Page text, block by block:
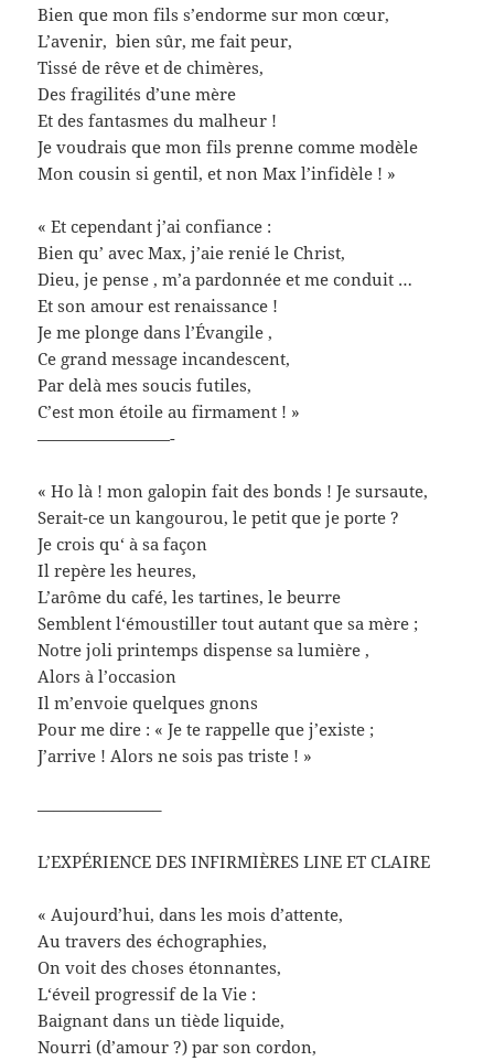
Bien que mon fils s’endorme sur mon cœur,
L’avenir, bien sûr, me fait peur,
Tissé de rêve et de chimères,
Des fragilités d’une mère
Et des fantasmes du malheur !
Je voudrais que mon fils prenne comme modèle
Mon cousin si gentil, et non Max l’infidèle ! »
« Et cependant j’ai confiance :
Bien qu’ avec Max, j’aie renié le Christ,
Dieu, je pense , m’a pardonnée et me conduit …
Et son amour est renaissance !
Je me plonge dans l’Évangile ,
Ce grand message incandescent,
Par delà mes soucis futiles,
C’est mon étoile au firmament ! »
————————-
« Ho là ! mon galopin fait des bonds ! Je sursaute,
Serait-ce un kangourou, le petit que je porte ?
Je crois qu‘ à sa façon
Il repère les heures,
L’arôme du café, les tartines, le beurre
Semblent l‘émoustiller tout autant que sa mère ;
Notre joli printemps dispense sa lumière ,
Alors à l’occasion
Il m’envoie quelques gnons
Pour me dire : « Je te rappelle que j’existe ;
J’arrive ! Alors ne sois pas triste ! »
———————–
L’EXPÉRIENCE DES INFIRMIÈRES LINE ET CLAIRE
« Aujourd’hui, dans les mois d’attente,
Au travers des échographies,
On voit des choses étonnantes,
L‘éveil progressif de la Vie :
Baignant dans un tiède liquide,
Nourri (d’amour ?) par son cordon,